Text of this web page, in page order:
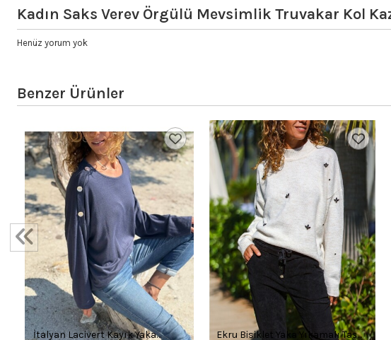
Kadın Saks Verev Örgülü Mevsimlik Truvakar Kol
Henüz yorum yok
Benzer Ürünler
İtalyan Lacivert Kayık Yaka
Ekru Bisiklet Yaka Yıkamalı Taş